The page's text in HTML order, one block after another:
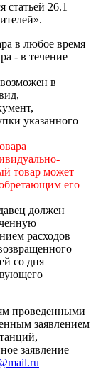
статьей 26.1
в любое время
- в течение
в
указанного
товар может
его
должен
расходов
со дня
проведенными
заявлением
заявление